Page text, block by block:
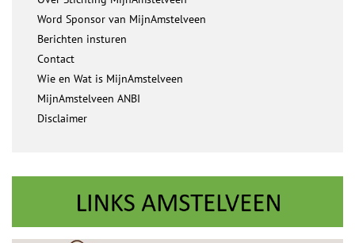
Word Sponsor van MijnAmstelveen
Berichten insturen
Contact
Wie en Wat is MijnAmstelveen
MijnAmstelveen ANBI
Disclaimer